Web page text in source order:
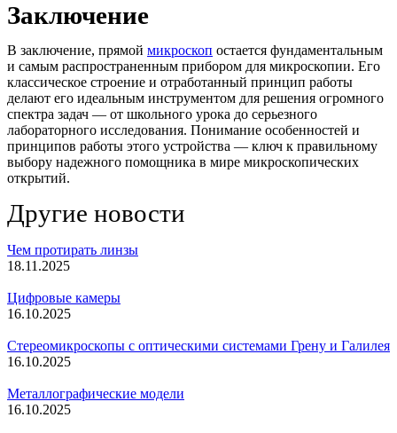
Заключение
В заключение, прямой микроскоп остается фундаментальным
и самым распространенным прибором для микроскопии. Его
классическое строение и отработанный принцип работы
делают его идеальным инструментом для решения огромного
спектра задач — от школьного урока до серьезного
лабораторного исследования. Понимание особенностей и
принципов работы этого устройства — ключ к правильному
выбору надежного помощника в мире микроскопических
открытий.
Другие новости
Чем протирать линзы
18.11.2025
Цифровые камеры
16.10.2025
Стереомикроскопы с оптическими системами Грену и Галилея
16.10.2025
Металлографические модели
16.10.2025